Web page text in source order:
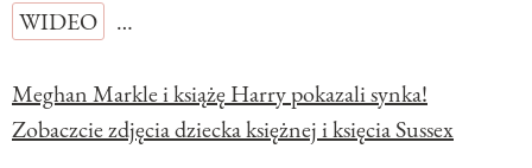
WIDEO
…
Meghan Markle i książę Harry pokazali synka!
Zobaczcie zdjęcia dziecka księżnej i księcia Sussex